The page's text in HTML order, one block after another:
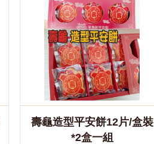
壽龜造型平安餅12片/盒裝
*2盒一組